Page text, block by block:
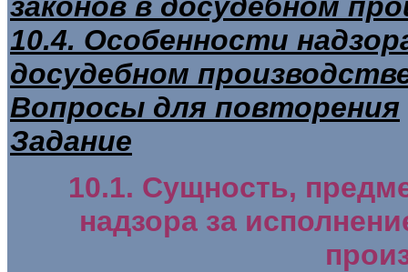
10.4. Особенности
досудебном
Вопросы для повторения
Задание
10.1. Сущность,
надзора за